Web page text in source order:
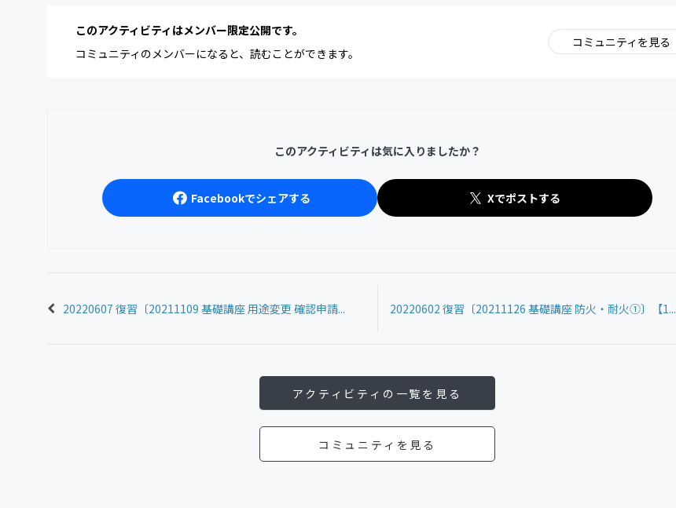
このアクティビティはメンバー限定公開です。
コミュニティのメンバーになると、読むことができます。
コミュニティを見る
このアクティビティは気に入りましたか？
Facebookでシェアする Xでポストする
20220607 復習〔20211109 基礎講座 用途変更 確認申請... 20220602 復習〔20211126 基礎講座 防火・耐火①〕【1...
アクティビティの一覧を見る
コミュニティを見る